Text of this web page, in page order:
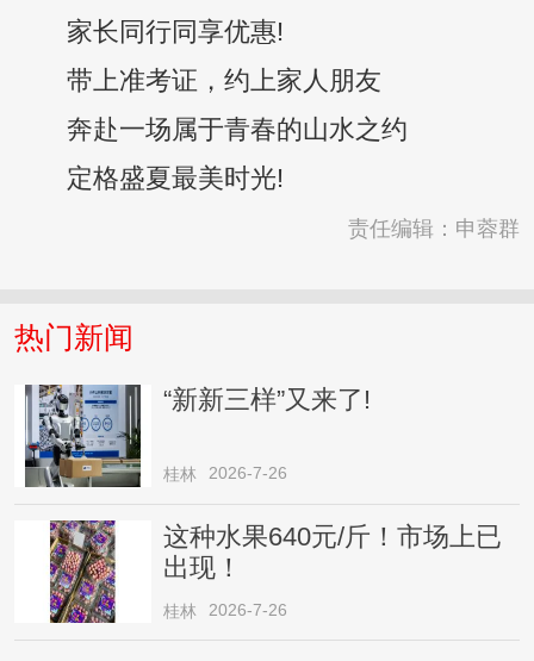
家长同行同享优惠!
带上准考证，约上家人朋友
奔赴一场属于青春的山水之约
定格盛夏最美时光!
责任编辑：申蓉群
热门新闻
“新新三样”又来了!
桂林 2026-7-26
这种水果640元/斤！市场上已
出现！
桂林 2026-7-26